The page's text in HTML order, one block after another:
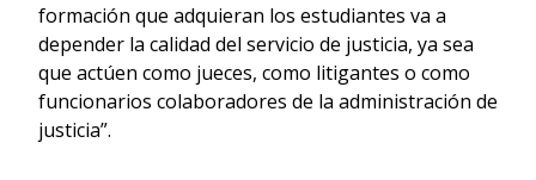
formación que adquieran los estudiantes va a
depender la calidad del servicio de justicia, ya sea
que actúen como jueces, como litigantes o como
funcionarios colaboradores de la administración de
justicia”.